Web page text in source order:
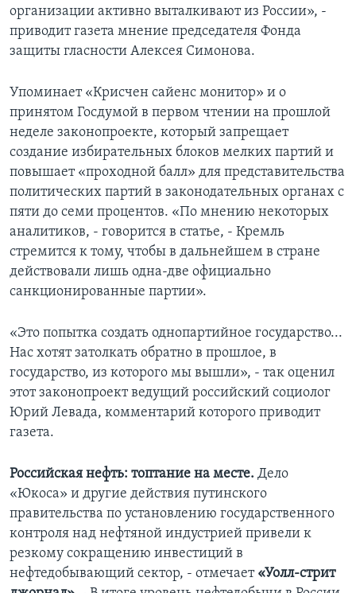
организации активно выталкивают из России», -
приводит газета мнение председателя Фонда
защиты гласности Алексея Симонова.
Упоминает «Крисчен сайенс монитор» и о
принятом Госдумой в первом чтении на прошлой
неделе законопроекте, который запрещает
создание избирательных блоков мелких партий и
повышает «проходной балл» для представительства
политических партий в законодательных органах с
пяти до семи процентов. «По мнению некоторых
аналитиков, - говорится в статье, - Кремль
стремится к тому, чтобы в дальнейшем в стране
действовали лишь одна-две официально
санкционированные партии».
«Это попытка создать однопартийное государство...
Нас хотят затолкать обратно в прошлое, в
государство, из которого мы вышли», - так оценил
этот законопроект ведущий российский социолог
Юрий Левада, комментарий которого приводит
газета.
Российская нефть: топтание на месте. Дело
«Юкоса» и другие действия путинского
правительства по установлению государственного
контроля над нефтяной индустрией привели к
резкому сокращению инвестиций в
нефтедобывающий сектор, - отмечает «Уолл-стрит